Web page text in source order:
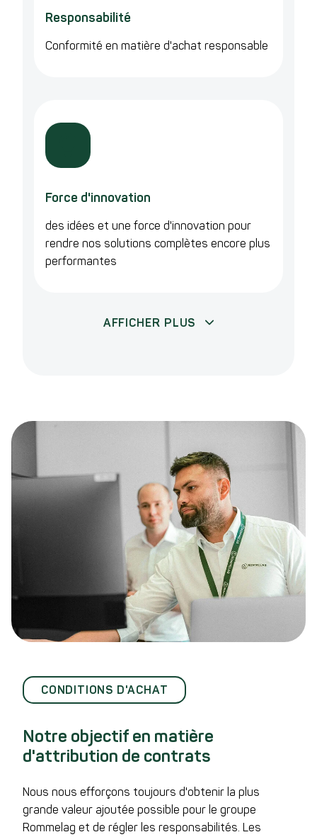
Responsabilité
Conformité en matière d'achat responsable
Force d'innovation
des idées et une force d'innovation pour
rendre nos solutions complètes encore plus
performantes
AFFICHER PLUS
CONDITIONS D'ACHAT
Notre objectif en matière
d'attribution de contrats
Nous nous efforçons toujours d'obtenir la plus
grande valeur ajoutée possible pour le groupe
Rommelag et de régler les responsabilités. Les